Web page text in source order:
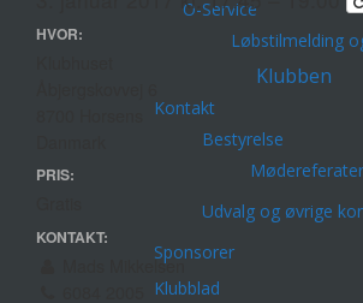
O-Service
Løbstilmelding
Klubben
Kontakt
Bestyrelse
Mødereferater
Udvalg og øvrige
Sponsorer
Klubblad
HVOR:
PRIS:
KONTAKT:
Mads Mikkelsen